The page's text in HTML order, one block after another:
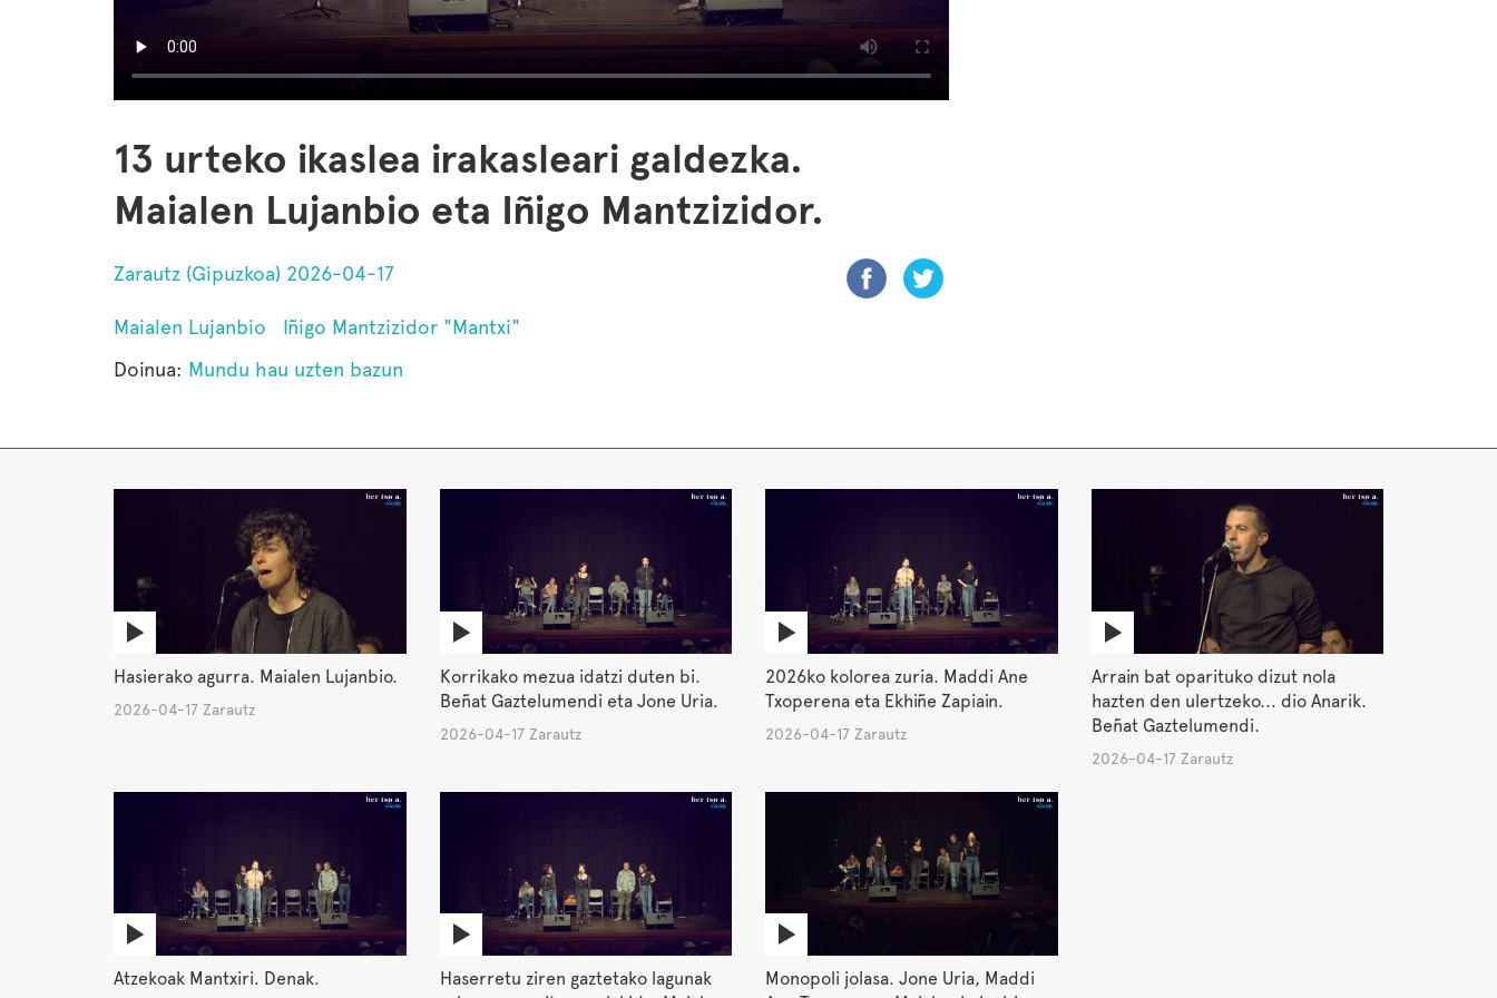
13 urteko ikaslea irakasleari galdezka.
Maialen Lujanbio eta Iñigo Mantzizidor.
Zarautz (Gipuzkoa) 2026-04-17
Maialen Lujanbio
Iñigo Mantzizidor "Mantxi"
Doinua: Mundu hau uzten bazun
Hasierako agurra. Maialen Lujanbio.
2026-04-17 Zarautz
Korrikako mezua idatzi duten bi.
Beñat Gaztelumendi eta Jone Uria.
2026-04-17 Zarautz
2026ko kolorea zuria. Maddi Ane
Txoperena eta Ekhiñe Zapiain.
2026-04-17 Zarautz
Arrain bat oparituko dizut nola
hazten den ulertzeko... dio Anarik.
Beñat Gaztelumendi.
2026-04-17 Zarautz
Atzekoak Mantxiri. Denak.
Haserretu ziren gaztetako lagunak
Monopoli jolasa. Jone Uria, Maddi